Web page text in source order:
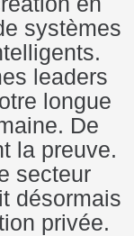
systèmes
leaders
longue
De
la preuve.
secteur
désormais
privée.